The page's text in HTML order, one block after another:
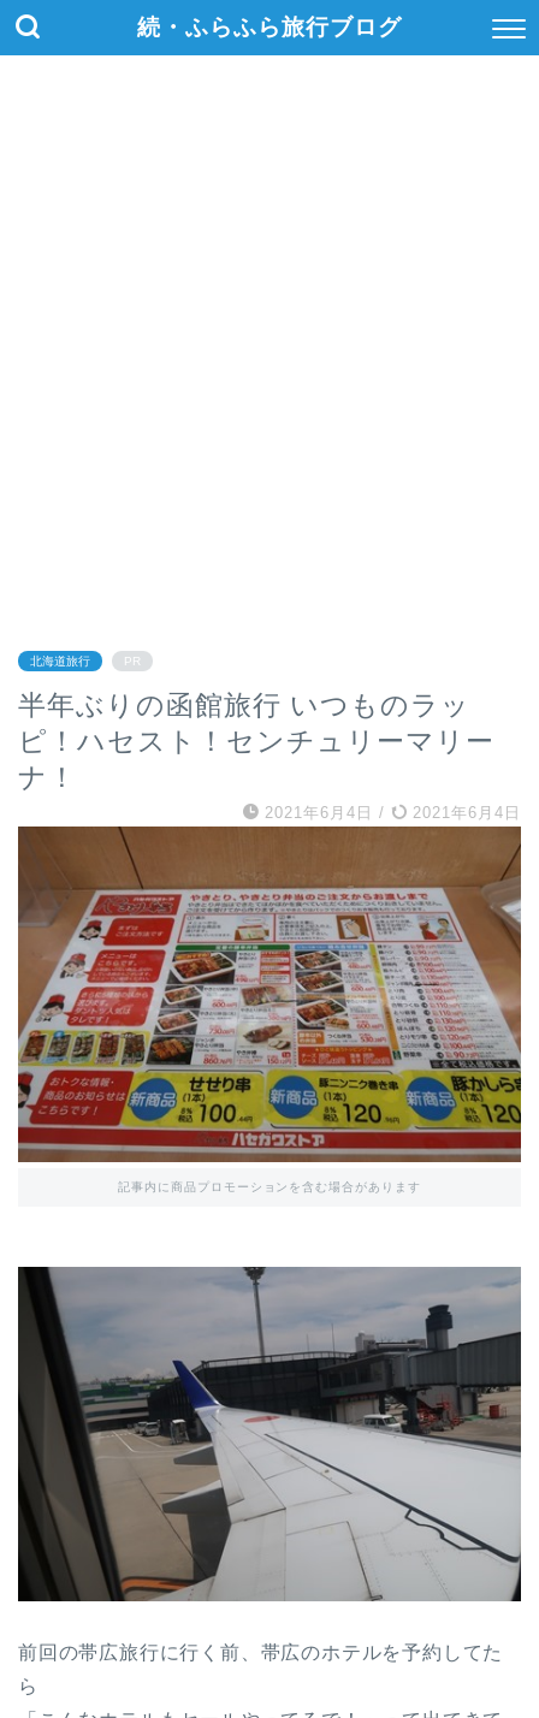
続・ふらふら旅行ブログ
北海道旅行 PR
半年ぶりの函館旅行 いつものラッ
ピ！ハセスト！センチュリーマリー
ナ！
2021年6月4日 / 2021年6月4日
記事内に商品プロモーションを含む場合があります
前回の帯広旅行に行く前、帯広のホテルを予約してた
ら